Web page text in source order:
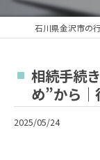
相続手続
め”から
2025/05/24